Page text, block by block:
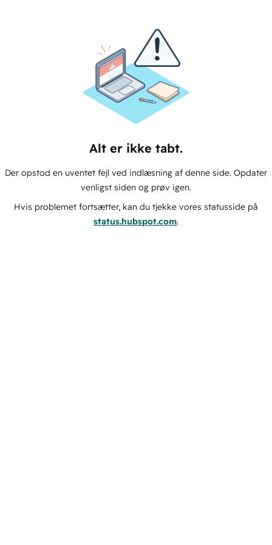
Alt er ikke tabt.
Der opstod en uventet fejl ved indlæsning af denne side. Opdater
venligst siden og prøv igen.
Hvis problemet fortsætter, kan du tjekke vores statusside på
status.hubspot.com.